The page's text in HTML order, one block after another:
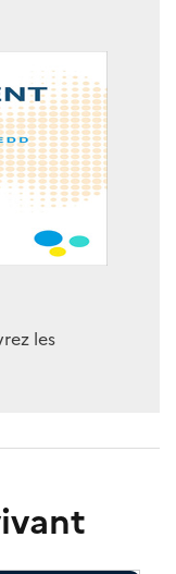
les